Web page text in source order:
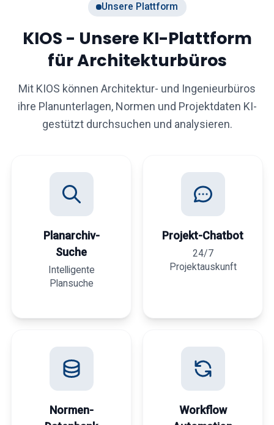
Unsere Plattform
KIOS - Unsere KI-Plattform
für Architekturbüros
Mit KIOS können Architektur- und Ingenieurbüros
ihre Planunterlagen, Normen und Projektdaten KI-
gestützt durchsuchen und analysieren.
Planarchiv-
Suche
Intelligente
Plansuche
Projekt-Chatbot
24/7
Projektauskunft
Normen-
Workflow